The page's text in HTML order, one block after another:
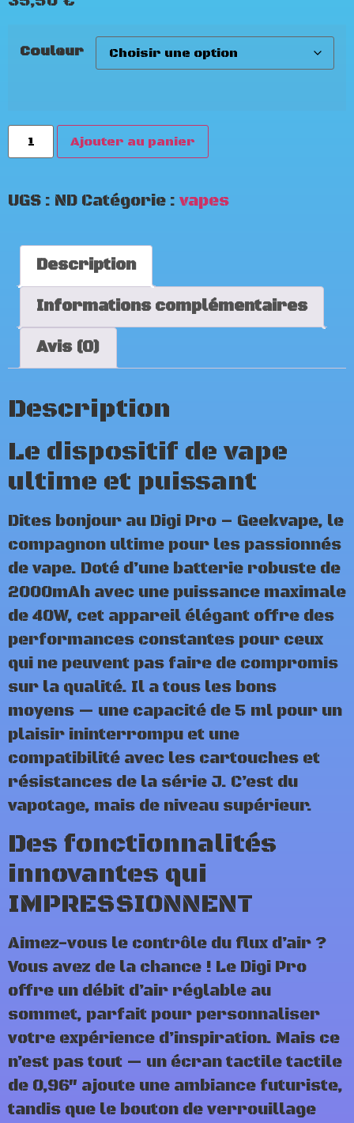
Couleur
Ajouter au panier
UGS : ND Catégorie : vapes
Description
Informations complémentaires
Avis (0)
Description
Le dispositif de vape
ultime et puissant
Dites bonjour au Digi Pro – Geekvape, le
compagnon ultime pour les passionnés
de vape. Doté d’une batterie robuste de
2000mAh avec une puissance maximale
de 40W, cet appareil élégant offre des
performances constantes pour ceux
qui ne peuvent pas faire de compromis
sur la qualité. Il a tous les bons
moyens — une capacité de 5 ml pour un
plaisir ininterrompu et une
compatibilité avec les cartouches et
résistances de la série J. C’est du
vapotage, mais de niveau supérieur.
Des fonctionnalités
innovantes qui
IMPRESSIONNENT
Aimez-vous le contrôle du flux d’air ?
Vous avez de la chance ! Le Digi Pro
offre un débit d’air réglable au
sommet, parfait pour personnaliser
votre expérience d’inspiration. Mais ce
n’est pas tout — un écran tactile tactile
de 0,96″ ajoute une ambiance futuriste,
tandis que le bouton de verrouillage